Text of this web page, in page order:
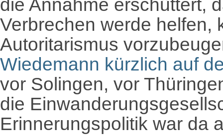
die Annahme erschüttert,
Verbrechen werde helfen,
Autoritarismus
Wiedemann kürzlich auf
vor Solingen, vor
die
Erinnerungspolitik war da